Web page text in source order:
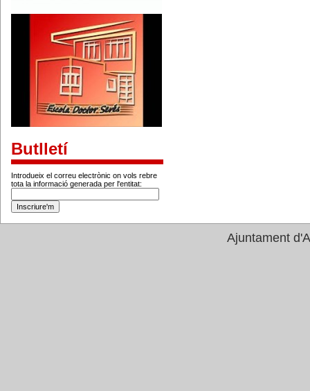
Butlletí
Introdueix el correu electrònic on vols rebre
tota la informació generada per l'entitat:
Ajuntament